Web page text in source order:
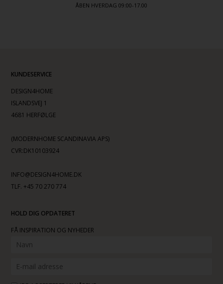
ÅBEN HVERDAG 09:00-17.00
KUNDESERVICE
DESIGN4HOME
ISLANDSVEJ 1
4681 HERFØLGE
(MODERNHOME SCANDINAVIA APS)
CVR:DK10103924
INFO@DESIGN4HOME.DK
TLF. +45 70 270 774
HOLD DIG OPDATERET
FÅ INSPIRATION OG NYHEDER